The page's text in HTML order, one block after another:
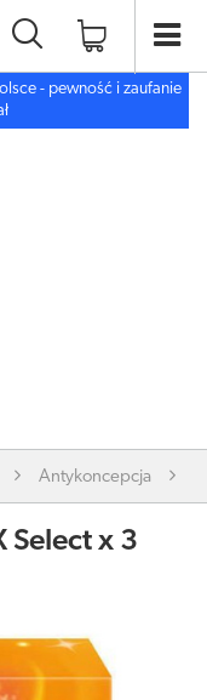
- pewność i zaufanie
Antykoncepcja
Select x 3